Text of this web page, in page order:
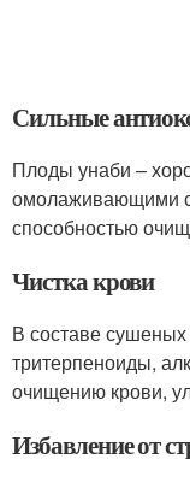
Сильные
Плоды унаби –
омолаживающими
способностью
Чистка крови
В составе сушеных
тритерпеноиды,
очищению крови,
Избавление от